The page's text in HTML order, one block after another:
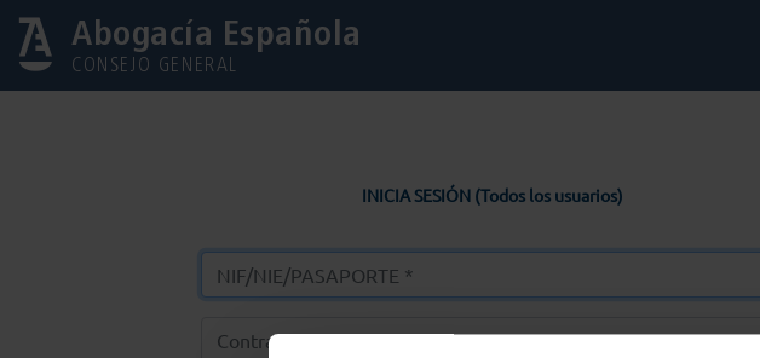
Abogacía Española
CONSEJO GENERAL
INICIA SESIÓN (Todos los usuarios)